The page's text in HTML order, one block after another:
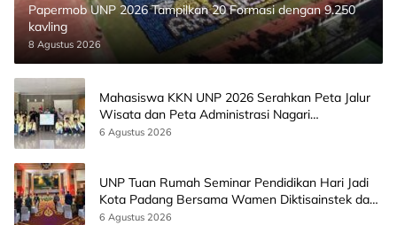
Papermob UNP 2026 Tampilkan 20 Formasi dengan 9.250
kavling
8 Agustus 2026
Mahasiswa KKN UNP 2026 Serahkan Peta Jalur
Wisata dan Peta Administrasi Nagari
Paninggahan
6 Agustus 2026
UNP Tuan Rumah Seminar Pendidikan Hari Jadi
Kota Padang Bersama Wamen Diktisainstek dan
CEO EMGS Malaysia
6 Agustus 2026